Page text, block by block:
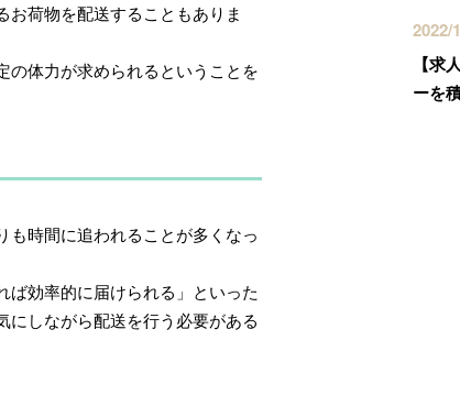
お荷物を配送することもありま
の体力が求められるということを
時間に追われることが多くなっ
効率的に届けられる」といった
しながら配送を行う必要がある
2022/
【求
ーを